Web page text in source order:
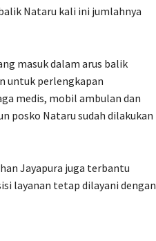
Nataru kali ini jumlahnya
masuk dalam arus balik
untuk perlengkapan
medis, mobil ambulan dan
posko Nataru sudah dilakukan
Jayapura juga terbantu
layanan tetap dilayani dengan